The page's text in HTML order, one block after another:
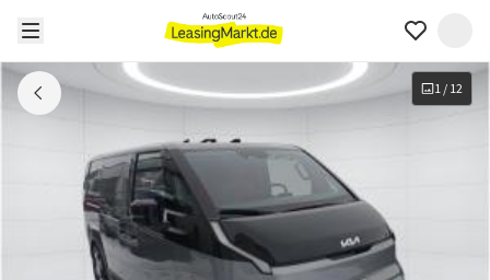
1/12